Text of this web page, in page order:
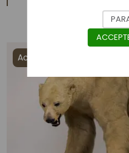
Actualités